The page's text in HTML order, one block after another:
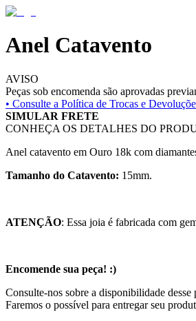
Anel Catavento
AVISO
Peças sob encomenda são aprovadas
• Consulte a Política de Trocas e
SIMULAR FRETE
CONHEÇA OS DETALHES DO
Anel catavento em Ouro 18k com
Tamanho do Catavento: 15mm.
ATENÇÃO: Essa joia é fabricada com
Encomende sua peça! :)
Consulte-nos sobre a disponibilidade
Faremos o possível para entregar seu